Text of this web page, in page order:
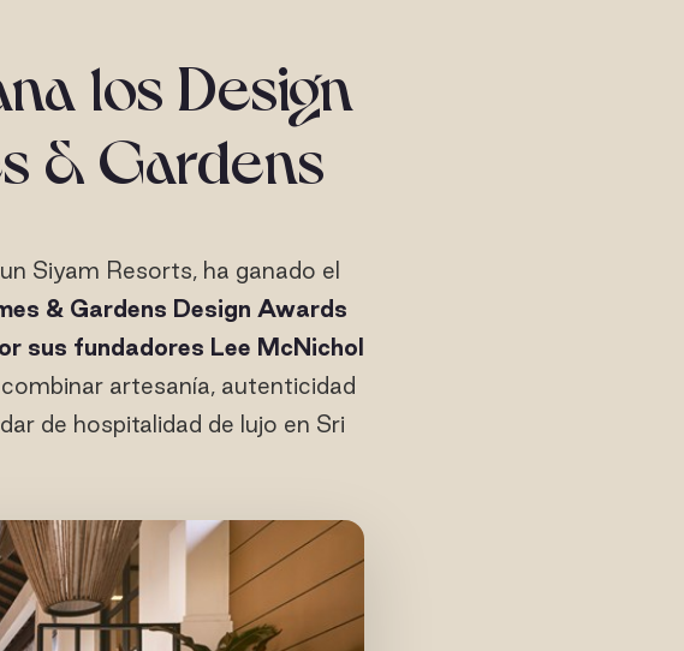
los Design
& Gardens
Siyam Resorts, ha ganado el
& Gardens Design Awards
sus fundadores Lee McNichol
artesanía, autenticidad
de hospitalidad de lujo en Sri